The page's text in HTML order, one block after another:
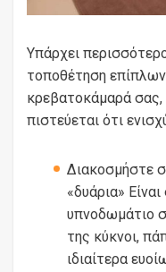
Υπάρχει
τοποθέτηση
κρεβατοκάμαρά σας,
πιστεύεται ότι
Διακοσμήστε
«δυάρια»
υπνοδωμάτιο
της κύκνοι,
ιδιαίτερα